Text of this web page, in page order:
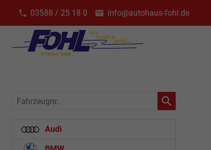
03588 / 25 18 0 info@autohaus-fohl.de
Fahrzeugnr.
Audi